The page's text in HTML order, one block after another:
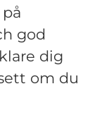
god
dig
om du